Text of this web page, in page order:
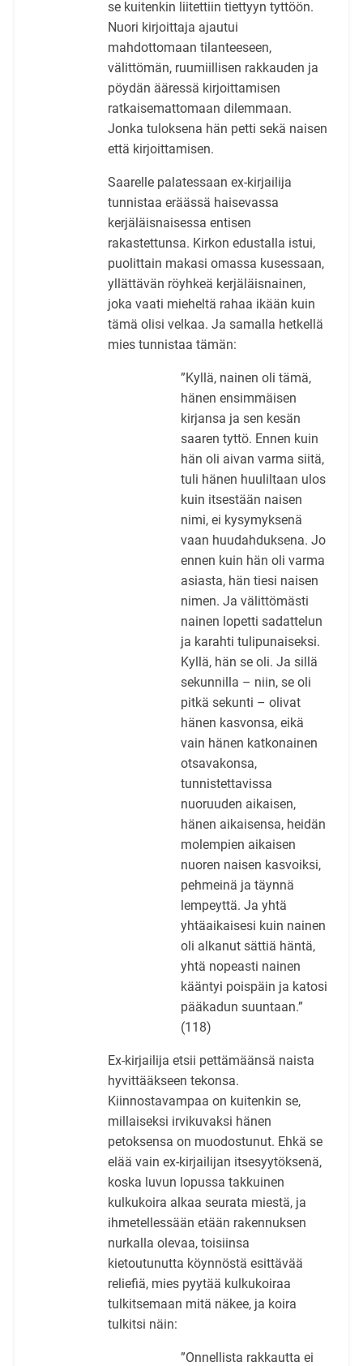
se kuitenkin liitettiin tiettyyn tyttöön.
Nuori kirjoittaja ajautui
mahdottomaan tilanteeseen,
välittömän, ruumiillisen rakkauden ja
pöydän ääressä kirjoittamisen
ratkaisemattomaan dilemmaan.
Jonka tuloksena hän petti sekä naisen
että kirjoittamisen.
Saarelle palatessaan ex-kirjailija
tunnistaa eräässä haisevassa
kerjäläisnaisessa entisen
rakastettunsa. Kirkon edustalla istui,
puolittain makasi omassa kusessaan,
yllättävän röyhkeä kerjäläisnainen,
joka vaati mieheltä rahaa ikään kuin
tämä olisi velkaa. Ja samalla hetkellä
mies tunnistaa tämän:
”Kyllä, nainen oli tämä,
hänen ensimmäisen
kirjansa ja sen kesän
saaren tyttö. Ennen kuin
hän oli aivan varma siitä,
tuli hänen huuliltaan ulos
kuin itsestään naisen
nimi, ei kysymyksenä
vaan huudahduksena. Jo
ennen kuin hän oli varma
asiasta, hän tiesi naisen
nimen. Ja välittömästi
nainen lopetti sadattelun
ja karahti tulipunaiseksi.
Kyllä, hän se oli. Ja sillä
sekunnilla – niin, se oli
pitkä sekunti – olivat
hänen kasvonsa, eikä
vain hänen katkonainen
otsavakonsa,
tunnistettavissa
nuoruuden aikaisen,
hänen aikaisensa, heidän
molempien aikaisen
nuoren naisen kasvoiksi,
pehmeinä ja täynnä
lempeyttä. Ja yhtä
yhtäaikaisesi kuin nainen
oli alkanut sättiä häntä,
yhtä nopeasti nainen
kääntyi poispäin ja katosi
pääkadun suuntaan.”
(118)
Ex-kirjailija etsii pettämäänsä naista
hyvittääkseen tekonsa.
Kiinnostavampaa on kuitenkin se,
millaiseksi irvikuvaksi hänen
petoksensa on muodostunut. Ehkä se
elää vain ex-kirjailijan itsesyytöksenä,
koska luvun lopussa takkuinen
kulkukoira alkaa seurata miestä, ja
ihmetellessään etään rakennuksen
nurkalla olevaa, toisiinsa
kietoutunutta köynnöstä esittävää
reliefiä, mies pyytää kulkukoiraa
tulkitsemaan mitä näkee, ja koira
tulkitsi näin:
”Onnellista rakkautta ei